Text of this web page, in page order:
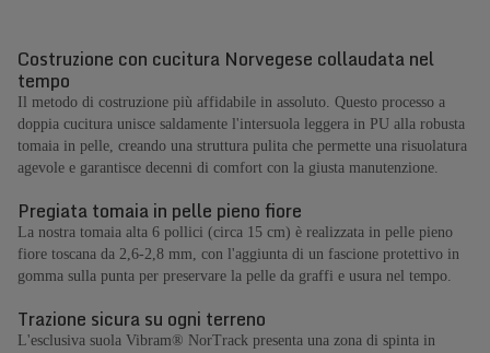
Costruzione con cucitura Norvegese collaudata nel
tempo
Il metodo di costruzione più affidabile in assoluto. Questo processo a
doppia cucitura unisce saldamente l'intersuola leggera in PU alla robusta
tomaia in pelle, creando una struttura pulita che permette una risuolatura
agevole e garantisce decenni di comfort con la giusta manutenzione.
Pregiata tomaia in pelle pieno fiore
La nostra tomaia alta 6 pollici (circa 15 cm) è realizzata in pelle pieno
fiore toscana da 2,6-2,8 mm, con l'aggiunta di un fascione protettivo in
gomma sulla punta per preservare la pelle da graffi e usura nel tempo.
Trazione sicura su ogni terreno
L'esclusiva suola Vibram® NorTrack presenta una zona di spinta in